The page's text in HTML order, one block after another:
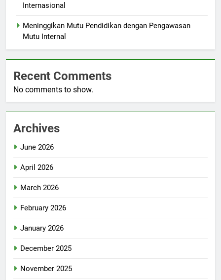
Internasional
Meninggikan Mutu Pendidikan dengan Pengawasan
Mutu Internal
Recent Comments
No comments to show.
Archives
June 2026
April 2026
March 2026
February 2026
January 2026
December 2025
November 2025